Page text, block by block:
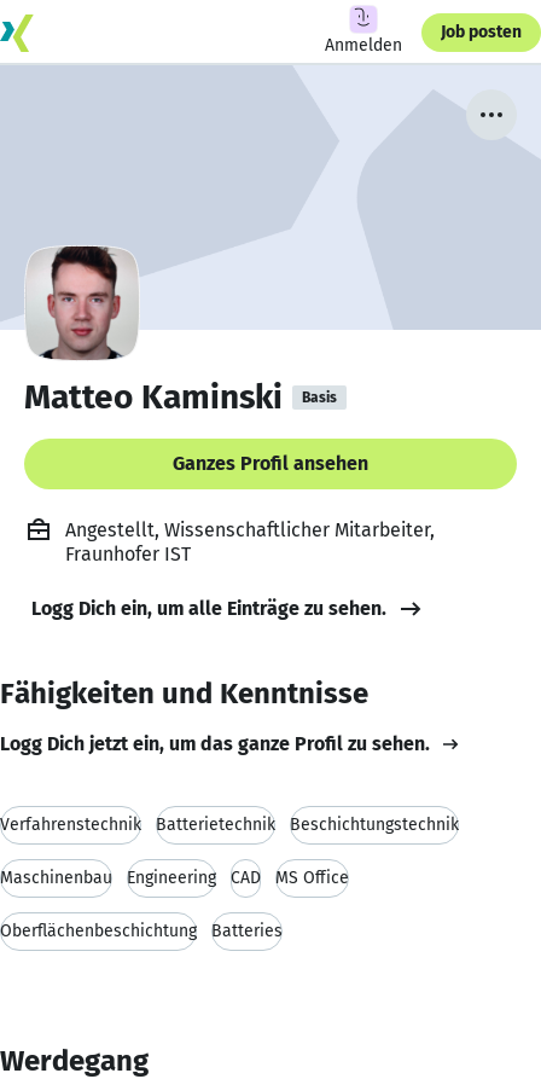
Anmelden
Job posten
Matteo Kaminski Basis
Ganzes Profil ansehen
Angestellt, Wissenschaftlicher Mitarbeiter,
Fraunhofer IST
Logg Dich ein, um alle Einträge zu sehen.
Fähigkeiten und Kenntnisse
Logg Dich jetzt ein, um das ganze Profil zu sehen.
Verfahrenstechnik Batterietechnik Beschichtungstechnik
Maschinenbau Engineering CAD MS Office
Oberflächenbeschichtung Batteries
Werdegang